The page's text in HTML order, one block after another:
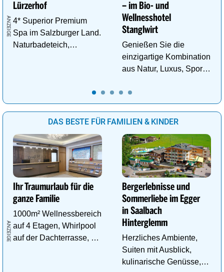
Lürzerhof
4* Superior Premium
Spa im Salzburger Land.
Naturbadeteich,
– im Bio- und
Wellnesshotel
Stanglwirt
Genießen Sie die
einzigartige Kombination
aus Natur, Luxus, Sport,
DAS BESTE FÜR FAMILIEN & KINDER
Ihr Traumurlaub für die
ganze Familie
1000m² Wellnessbereich
auf 4 Etagen, Whirlpool
auf der Dachterrasse, 4
Bergerlebnisse und
Sommerliebe im Egger
in Saalbach
Hinterglemm
Herzliches Ambiente,
Suiten mit Ausblick,
kulinarische Genüsse,